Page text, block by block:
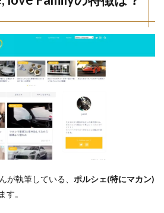
が執筆している、 ポルシェ(特にマカン)
す。